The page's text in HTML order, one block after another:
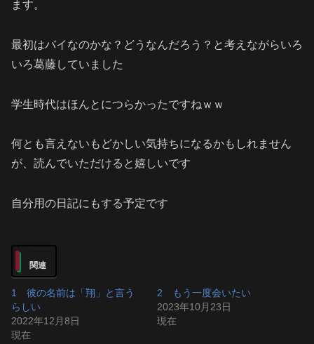
ます。
最初はバイなのかな？どうなんだろう？と考えながらいろ
いろ葛藤していました
学生時代はほんとにつらかったですねｗｗ
何とも言えないもどかしい気持ちになるかもしれません
が、読んでいただけると嬉しいです
自分用の日記にもする予定です
関連
1 彼の名前は「翔」と言う
らしい
2022年12月8日
現在
2 もう一度会いたい
2023年10月23日
現在